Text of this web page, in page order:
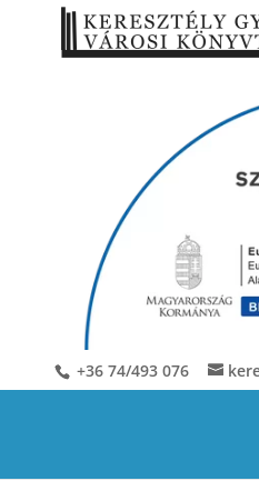
+36 74/493 076